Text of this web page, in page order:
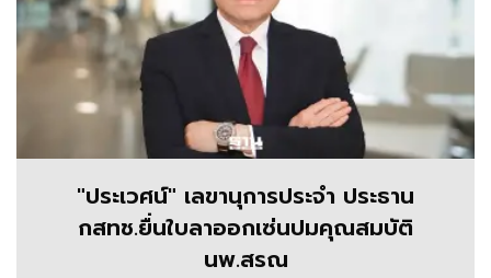
"ประเวศน์" เลขานุการประจำ ประธาน
กสทช.ยื่นใบลาออกเซ่นปมคุณสมบัติ
นพ.สรณ